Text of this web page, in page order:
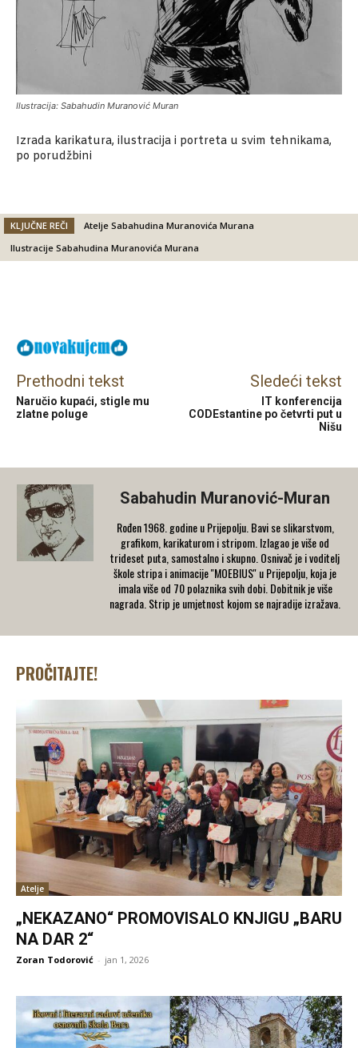
Ilustracija: Sabahudin Muranović Muran
Izrada karikatura, ilustracija i portreta u svim tehnikama,
po porudžbini
KLJUČNE REČI
Atelje Sabahudina Muranovića Murana
Ilustracije Sabahudina Muranovića Murana
Prethodni tekst
Naručio kupaći, stigle mu
zlatne poluge
Sledeći tekst
IT konferencija
CODEstantine po četvrti put u
Nišu
Sabahudin Muranović-Muran
Rođen 1968. godine u Prijepolju. Bavi se slikarstvom,
grafikom, karikaturom i stripom. Izlagao je više od
trideset puta, samostalno i skupno. Osnivač je i voditelj
škole stripa i animacije ''MOEBIUS'' u Prijepolju, koja je
imala više od 70 polaznika svih dobi. Dobitnik je više
nagrada. Strip je umjetnost kojom se najradije izražava.
PROČITAJTE!
Atelje
„NEKAZANO“ PROMOVISALO KNJIGU „BARU
NA DAR 2“
Zoran Todorović - jan 1, 2026